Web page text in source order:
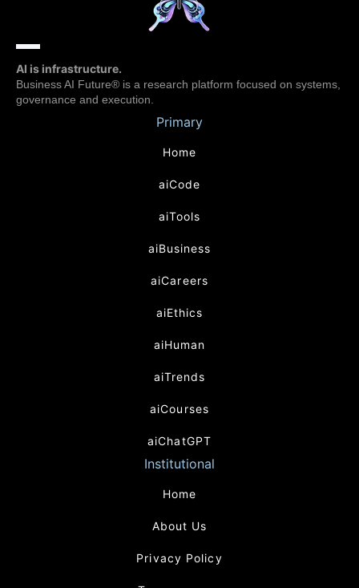
AI is infrastructure.
Business AI Future® is a research platform focused on systems,
governance and execution.
Primary
Home
aiCode
aiTools
aiBusiness
aiCareers
aiEthics
aiHuman
aiTrends
aiCourses
aiChatGPT
Institutional
Home
About Us
Privacy Policy